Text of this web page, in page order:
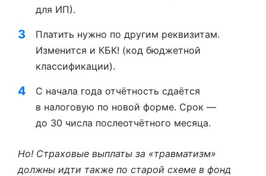
для ИП).
Платить нужно по другим реквизитам.
Изменится и КБК! (код бюджетной
классификации).
С начала года отчётность сдаётся
в налоговую по новой форме. Срок —
до 30 числа послеотчётного месяца.
Но! Страховые выплаты за «травматизм»
должны идти также по старой схеме в фонд